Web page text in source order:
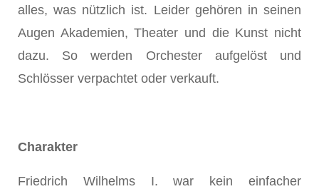
alles, was nützlich ist. Leider gehören in seinen
Augen Akademien, Theater und die Kunst nicht
dazu. So werden Orchester aufgelöst und
Schlösser verpachtet oder verkauft.
Charakter
Friedrich Wilhelms I. war kein einfacher